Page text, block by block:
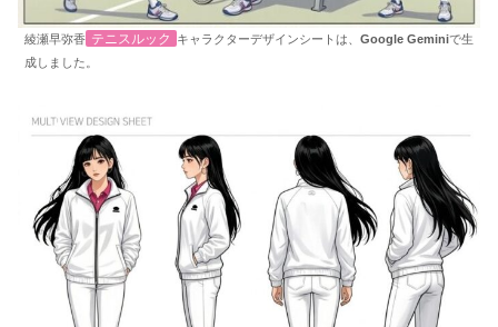
綾瀬早弥香 テニスルック キャラクターデザインシートは、 Google Geminiで生
成しました。